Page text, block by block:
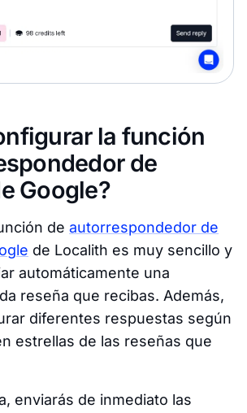
la función
de
Google?
de autorrespondedor de
de Localith es muy sencillo y
automáticamente una
reseña que recibas. Además,
diferentes respuestas según
estrellas de las reseñas que
enviarás de inmediato las